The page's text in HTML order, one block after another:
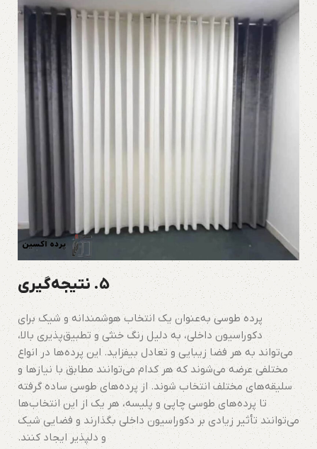
5. نتیجه‌گیری
پرده طوسی به‌عنوان یک انتخاب هوشمندانه و شیک برای
دکوراسیون داخلی، به دلیل رنگ خنثی و تطبیق‌پذیری بالا،
می‌تواند به هر فضا زیبایی و تعادل بیفزاید. این پرده‌ها در انواع
مختلفی عرضه می‌شوند که هر کدام می‌توانند مطابق با نیازها و
سلیقه‌های مختلف انتخاب شوند. از پرده‌های طوسی ساده گرفته
تا پرده‌های طوسی چاپی و پلیسه، هر یک از این انتخاب‌ها
می‌توانند تأثیر زیادی بر دکوراسیون داخلی بگذارند و فضایی شیک
و دلپذیر ایجاد کنند.